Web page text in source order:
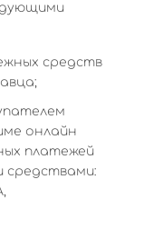
средств
онлайн
платежей
средствами: